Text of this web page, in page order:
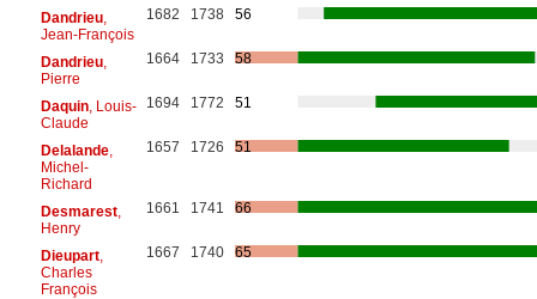
Dandrieu,
Jean-François
1682 1738 56
Dandrieu,
Pierre
1664 1733 58
Daquin, Louis-
Claude
1694 1772 51
Delalande,
Michel-
Richard
1657 1726 51
Desmarest,
Henry
1661 1741 66
Dieupart,
Charles
François
1667 1740 65